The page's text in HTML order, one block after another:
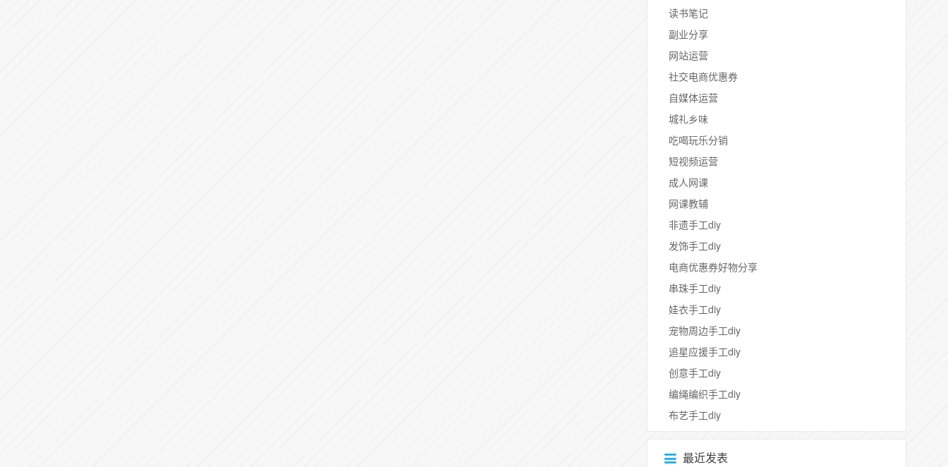
读书笔记
副业分享
网站运营
社交电商优惠券
自媒体运营
城礼乡味
吃喝玩乐分销
短视频运营
成人网课
网课教辅
非遗手工diy
发饰手工diy
电商优惠券好物分享
串珠手工diy
娃衣手工diy
宠物周边手工diy
追星应援手工diy
创意手工diy
编绳编织手工diy
布艺手工diy
最近发表